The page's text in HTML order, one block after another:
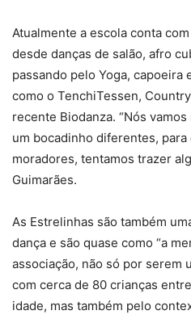
Atualmente a escola conta
desde danças de salão, afro
passando pelo Yoga, capoeira
como o TenchiTessen,
recente Biodanza. “Nós
um bocadinho diferentes,
moradores, tentamos trazer
Guimarães.
As Estrelinhas são também
dança e são quase como “a
associação, não só por serem
com cerca de 80 crianças
idade, mas também pelo